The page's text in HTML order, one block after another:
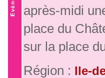
après-midi
place du
sur la place
Région : Ile-